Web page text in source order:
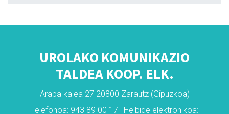
UROLAKO KOMUNIKAZIO
TALDEA KOOP. ELK.
Araba kalea 27 20800 Zarautz (Gipuzkoa)
Telefonoa: 943 89 00 17 | Helbide elektronikoa: